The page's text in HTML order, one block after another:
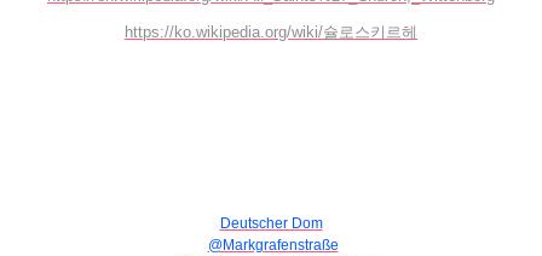
https://ko.wikipedia.org/wiki/슐로스키르헤
Deutscher Dom
@Markgrafenstraße